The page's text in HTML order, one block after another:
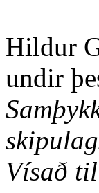
Hildur
undir
Vísað